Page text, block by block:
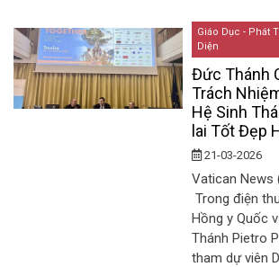
Giáo Dục - Phát
Diện
Đức Thánh
Trách
Hệ Sinh
lai Tốt Đẹp
21-03-2026
Vatican News
Trong điện
Hồng y Quốc
Thánh Pietro
tham dự viên